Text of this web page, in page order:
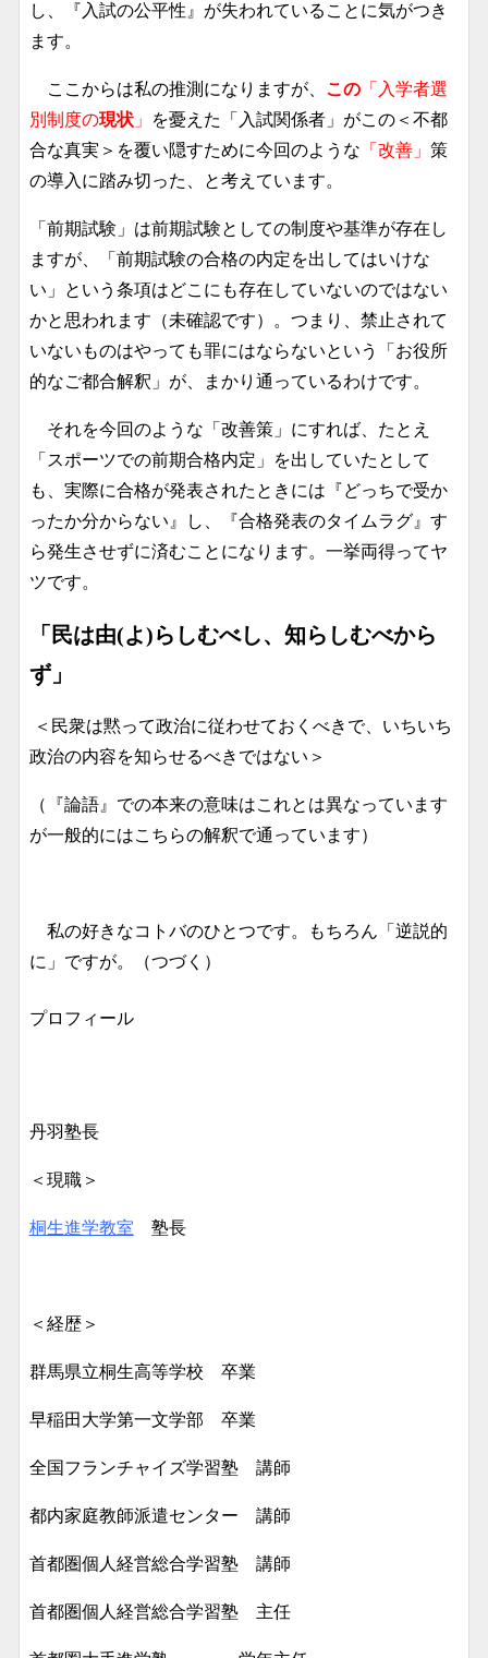
し、『入試の公平性』が失われていることに気がつき
ます。
ここからは私の推測になりますが、 この「入学者選
別制度の現状」
を憂えた「入試関係者」がこの＜不都
合な真実＞を覆い隠すために今回のような 「改善」 策
の導入に踏み切った、と考えています。
「前期試験」は前期試験としての制度や基準が存在し
ますが、「前期試験の合格の内定を出してはいけな
い」という条項はどこにも存在していないのではない
かと思われます（未確認です）。つまり、禁止されて
いないものはやっても罪にはならないという「お役所
的なご都合解釈」が、まかり通っているわけです。
それを今回のような「改善策」にすれば、たとえ
「スポーツでの前期合格内定」を出していたとして
も、実際に合格が発表されたときには『どっちで受か
ったか分からない』し、『合格発表のタイムラグ』す
ら発生させずに済むことになります。一挙両得ってヤ
ツです。
「民は由(よ)らしむべし、知らしむべから
ず」
＜民衆は黙って政治に従わせておくべきで、いちいち
政治の内容を知らせるべきではない＞
（『論語』での本来の意味はこれとは異なっています
が一般的にはこちらの解釈で通っています）
私の好きなコトバのひとつです。もちろん「逆説的
に」ですが。（つづく）
プロフィール
丹羽塾長
＜現職＞
桐生進学教室 塾長
＜経歴＞
群馬県立桐生高等学校 卒業
早稲田大学第一文学部 卒業
全国フランチャイズ学習塾 講師
都内家庭教師派遣センター 講師
首都圏個人経営総合学習塾 講師
首都圏個人経営総合学習塾 主任